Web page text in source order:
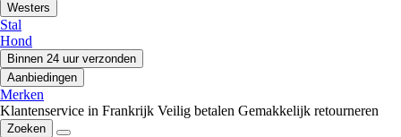
Westers
Stal
Hond
Binnen 24 uur verzonden
Aanbiedingen
Merken
Klantenservice in Frankrijk Veilig betalen Gemakkelijk retourneren
Zoeken